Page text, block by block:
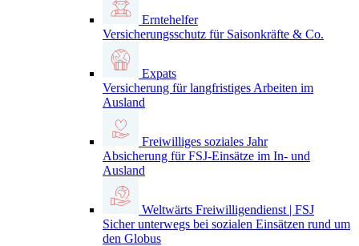
Erntehelfer
Versicherungsschutz für Saisonkräfte & Co.
Expats
Versicherung für langfristiges Arbeiten im
Ausland
Freiwilliges soziales Jahr
Absicherung für FSJ-Einsätze im In- und
Ausland
Weltwärts Freiwilligendienst | FSJ
Sicher unterwegs bei sozialen Einsätzen rund um
den Globus